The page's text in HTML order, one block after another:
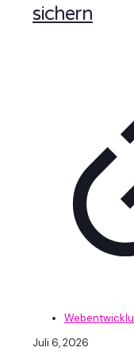
sichern
Juli 6, 2026